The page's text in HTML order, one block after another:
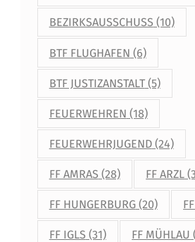
BEZIRKSAUSSCHUSS (10)
BTF FLUGHAFEN (6)
BTF JUSTIZANSTALT(5)
FEUERWEHREN (18)
FEUERWEHRJUGEND(24)
FF AMRAS (28) FF ARZL
FF HUNGERBURG(20)
FF IGLS (31) FF MÜHLAU